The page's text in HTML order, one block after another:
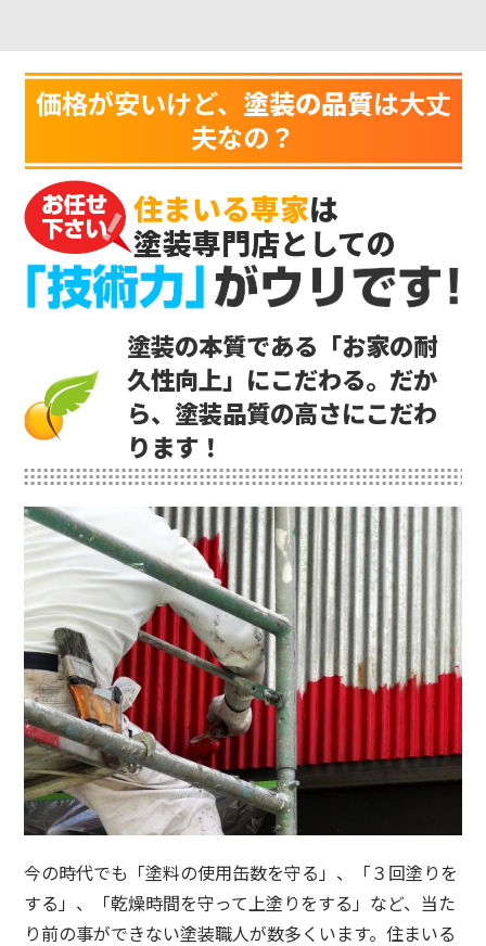
価格が安いけど、 塗装の品質は大丈
夫なの？
住まいる専家は
塗装専門店としての
塗装の本質である「お家の耐
久性向上」にこだわる。だか
ら、塗装品質の高さにこだわ
ります！
今の時代でも「塗料の使用缶数を守る」、「３回塗りを
する」、「乾燥時間を守って上塗りをする」など、当た
り前の事ができない塗装職人が数多くいます。住まいる